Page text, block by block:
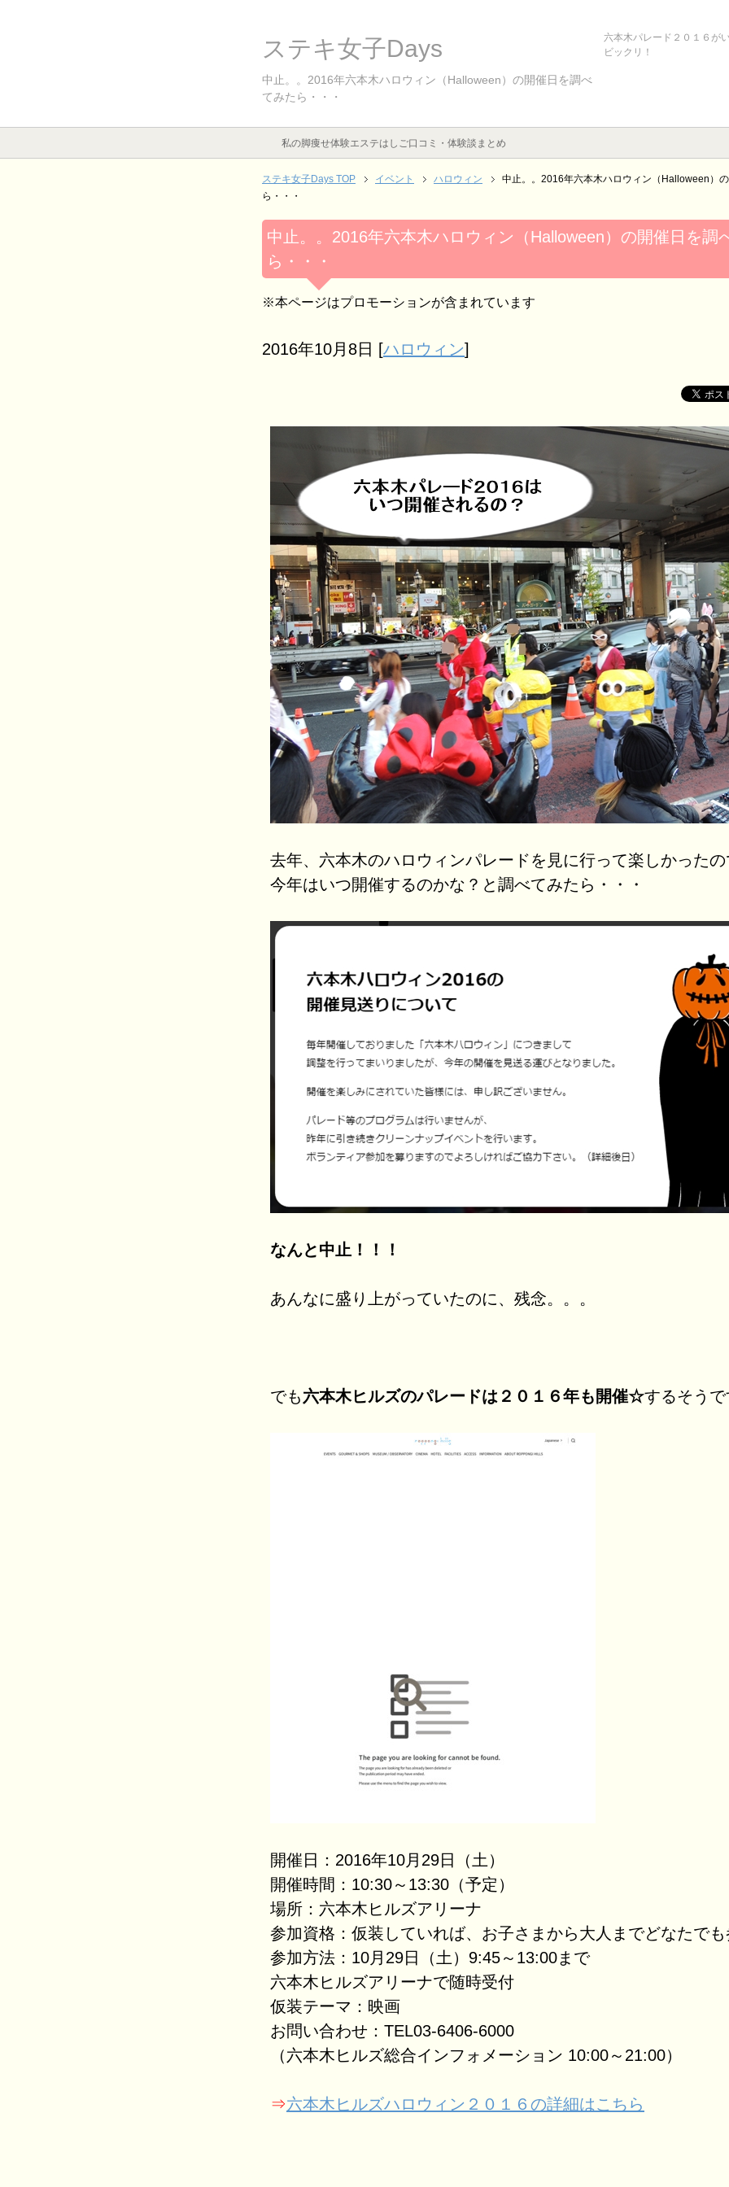
ステキ女子Days
中止。。2016年六本木ハロウィン（Halloween）の開催日を調べ
てみたら・・・
六本木パレード２０１６が
ビックリ！
私の脚痩せ体験エステはしご口コミ・体験談まとめ
ステキ女子Days TOP イベント ハロウィン
中止。。2016年六本木ハロウィン（Halloween）
ら・・・
中止。。2016年六本木ハロウィン（Halloween）の開催日を調
ら・・・
※本ページはプロモーションが含まれています
2016年10月8日 [ハロウィン]
去年、六本木のハロウィンパレードを見に行って楽しかったの
今年はいつ開催するのかな？と調べてみたら・・・
なんと中止！！！
あんなに盛り上がっていたのに、残念。。。
でも六本木ヒルズのパレードは２０１６年も開催☆するそうで
開催日：2016年10月29日（土）
開催時間：10:30～13:30（予定）
場所：六本木ヒルズアリーナ
参加資格：仮装していれば、お子さまから大人までどなたで
参加方法：10月29日（土）9:45～13:00まで
六本木ヒルズアリーナで随時受付
仮装テーマ：映画
お問い合わせ：TEL03-6406-6000
（六本木ヒルズ総合インフォメーション 10:00～21:00）
⇒六本木ヒルズハロウィン２０１６の詳細はこちら